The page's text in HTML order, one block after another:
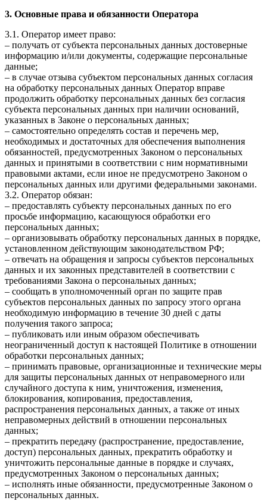
3. Основные права и обязанности Оператора
3.1. Оператор имеет право:
– получать от субъекта персональных данных достоверные
информацию и/или документы, содержащие персональные
данные;
– в случае отзыва субъектом персональных данных согласия
на обработку персональных данных Оператор вправе
продолжить обработку персональных данных без согласия
субъекта персональных данных при наличии оснований,
указанных в Законе о персональных данных;
– самостоятельно определять состав и перечень мер,
необходимых и достаточных для обеспечения выполнения
обязанностей, предусмотренных Законом о персональных
данных и принятыми в соответствии с ним нормативными
правовыми актами, если иное не предусмотрено Законом о
персональных данных или другими федеральными законами.
3.2. Оператор обязан:
– предоставлять субъекту персональных данных по его
просьбе информацию, касающуюся обработки его
персональных данных;
– организовывать обработку персональных данных в порядке,
установленном действующим законодательством РФ;
– отвечать на обращения и запросы субъектов персональных
данных и их законных представителей в соответствии с
требованиями Закона о персональных данных;
– сообщать в уполномоченный орган по защите прав
субъектов персональных данных по запросу этого органа
необходимую информацию в течение 30 дней с даты
получения такого запроса;
– публиковать или иным образом обеспечивать
неограниченный доступ к настоящей Политике в отношении
обработки персональных данных;
– принимать правовые, организационные и технические меры
для защиты персональных данных от неправомерного или
случайного доступа к ним, уничтожения, изменения,
блокирования, копирования, предоставления,
распространения персональных данных, а также от иных
неправомерных действий в отношении персональных
данных;
– прекратить передачу (распространение, предоставление,
доступ) персональных данных, прекратить обработку и
уничтожить персональные данные в порядке и случаях,
предусмотренных Законом о персональных данных;
– исполнять иные обязанности, предусмотренные Законом о
персональных данных.